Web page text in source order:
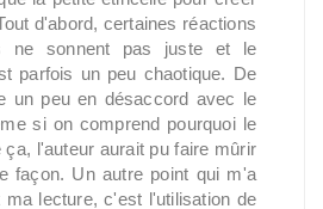
d'abord, certaines réactions
ne sonnent pas juste et le
parfois un peu chaotique. De
un peu en désaccord avec le
si on comprend pourquoi le
l'auteur aurait pu faire mûrir
façon. Un autre point qui m'a
ma lecture, c'est l'utilisation de